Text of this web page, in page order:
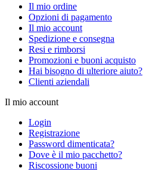
Il mio ordine
Opzioni di pagamento
Il mio account
Spedizione e consegna
Resi e rimborsi
Promozioni e buoni acquisto
Hai bisogno di ulteriore aiuto?
Clienti aziendali
Il mio account
Login
Registrazione
Password dimenticata?
Dove è il mio pacchetto?
Riscossione buoni